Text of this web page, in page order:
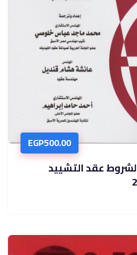
EGP500.00
لشروط عقد التشييد